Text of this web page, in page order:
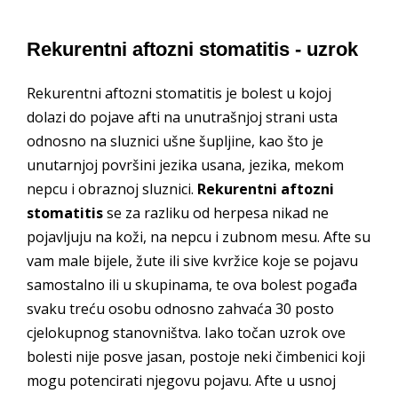
Rekurentni aftozni stomatitis - uzrok
Rekurentni aftozni stomatitis je bolest u kojoj
dolazi do pojave afti na unutrašnjoj strani usta
odnosno na sluznici ušne šupljine, kao što je
unutarnjoj površini jezika usana, jezika, mekom
nepcu i obraznoj sluznici. Rekurentni aftozni
stomatitisse za razliku od herpesa nikad ne
pojavljuju na koži, na nepcu i zubnom mesu. Afte su
vam male bijele, žute ili sive kvržice koje se pojavu
samostalno ili u skupinama, te ova bolest pogađa
svaku treću osobu odnosno zahvaća 30 posto
cjelokupnog stanovništva. Iako točan uzrok ove
bolesti nije posve jasan, postoje neki čimbenici koji
mogu potencirati njegovu pojavu. Afte u usnoj